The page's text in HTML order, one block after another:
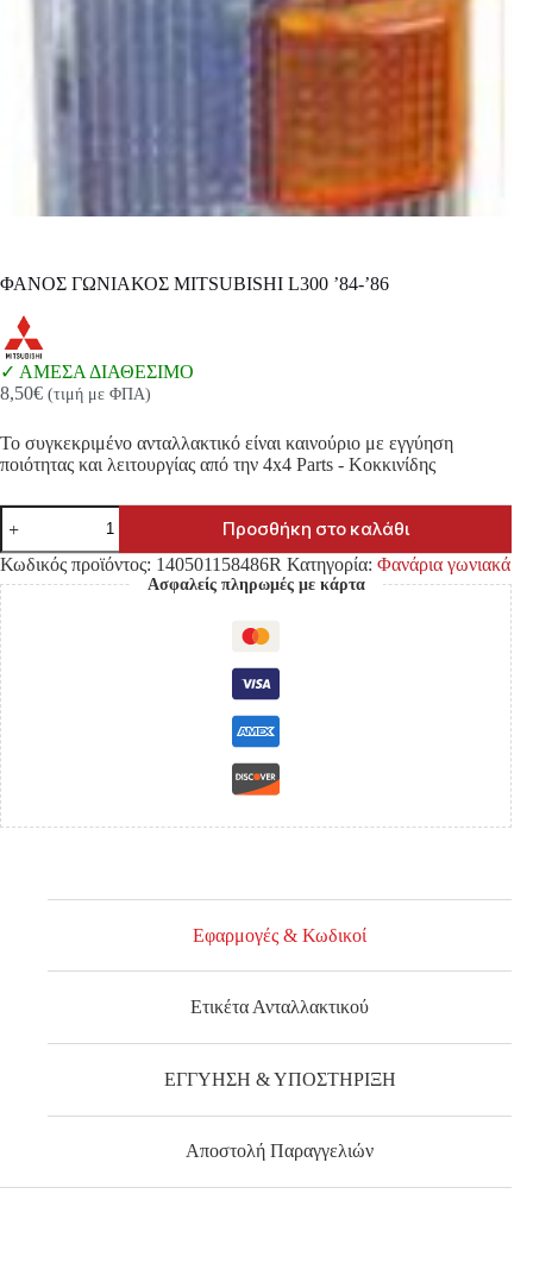
ΦΑΝΟΣ ΓΩΝΙΑΚΟΣ MITSUBISHI L300 ’84-’86
ΑΜΕΣΑ ΔΙΑΘΕΣΙΜΟ
8,50€ (τιμή με ΦΠΑ)
Το συγκεκριμένο ανταλλακτικό είναι καινούριο με εγγύηση
ποιότητας και λειτουργίας από την 4x4 Parts - Κοκκινίδης
ΦΑΝΟΣ
ΓΩΝΙΑΚΟΣ
MITSUBISHI
L300
'84-
'86
ποσότητα
Προσθήκη στο καλάθι
Κωδικός προϊόντος: 140501158486R Κατηγορία: Φανάρια γωνιακά
Ασφαλείς πληρωμές με κάρτα
Εφαρμογές & Κωδικοί
Ετικέτα Ανταλλακτικού
ΕΓΓΥΗΣΗ & ΥΠΟΣΤΗΡΙΞΗ
Αποστολή Παραγγελιών